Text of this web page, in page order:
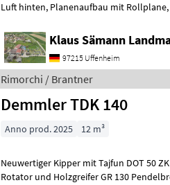
Klaus Sämann
97215 Uffenheim
Rimorchi / Brantner
Demmler TDK 140
Anno prod. 2025 12 m³
Neuwertiger Kipper mit Tajfun DOT 50 ZK Kran. Kran mit Euro-
Rotator und Holzgreifer GR 130